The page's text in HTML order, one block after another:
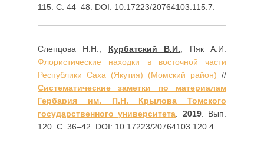
115. С. 44–48. DOI: 10.17223/20764103.115.7.
Слепцова Н.Н., Курбатский В.И., Пяк А.И.
Флористические находки в восточной части
Республики Саха (Якутия) (Момский район) //
Систематические заметки по материалам
Гербария им. П.Н. Крылова Томского
государственного университета. 2019. Вып.
120. С. 36–42. DOI: 10.17223/20764103.120.4.